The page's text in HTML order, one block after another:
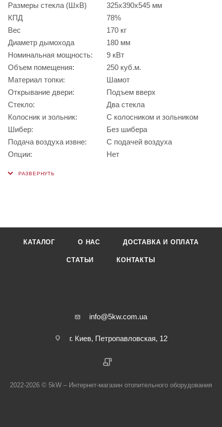
Размеры стекла (ШхВ)
325х390х545 мм
КПД
78%
Вес
170 кг
Диаметр дымохода
180 мм
Номинальная мощность:
9 кВт
Объем помещения:
250 куб.м.
Материал топки:
Шамот
Открывание двери:
Подъем вверх
Стекло:
Два стекла
Колосник и зольник:
С колосником и зольником
Шибер:
Без шибера
Подача воздуха извне:
С подачей воздуха
Опции:
Нет
КАТАЛОГ О НАС ДОСТАВКА И ОПЛАТА
СТАТЬИ КОНТАКТЫ
info@5kw.com.ua
г. Киев, Петропавловская, 12
2022-2026 © 5kW – Интернет-магазин отопительного оборудования